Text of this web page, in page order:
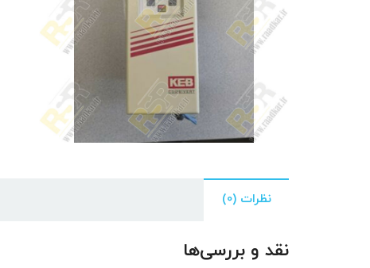
نظرات (0)
نقد و بررسی‌ها